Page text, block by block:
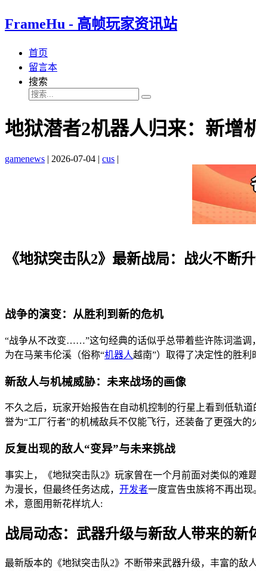
FrameHu - 高帧玩家资讯站
首页
留言本
搜索
地狱潜者2机器人归来：新增
gamenews | 2026-07-04 | cus |
《地狱突击队2》最新战局：战火不断
战争的演变：从胜利到新的危机
“战争从不改变……”这句经典的话似乎总带着些许陈词滥
为在马莱韦伦溪（俗称“机器人越南”）取得了决定性的胜
新敌人与机械威胁：未来战场的画像
不久之后，玩家开始报告在自动机控制的行星上看到低轨
誉为“工厂行者”的机械敌兵不仅能飞行，还装备了更强大
反复出现的敌人“变异”与未来挑战
事实上，《地狱突击队2》玩家曾在一个月前面对类似的难
为漫长，但最终任务达成， 开发者一度宣告虫族将不再出
术，意图用新花样坑人:
战局动态：武器升级与新敌人带来的新
最新版本的《地狱突击队2》不断带来武器升级，丰富的敌